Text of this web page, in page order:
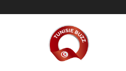
Tunisiabuzz